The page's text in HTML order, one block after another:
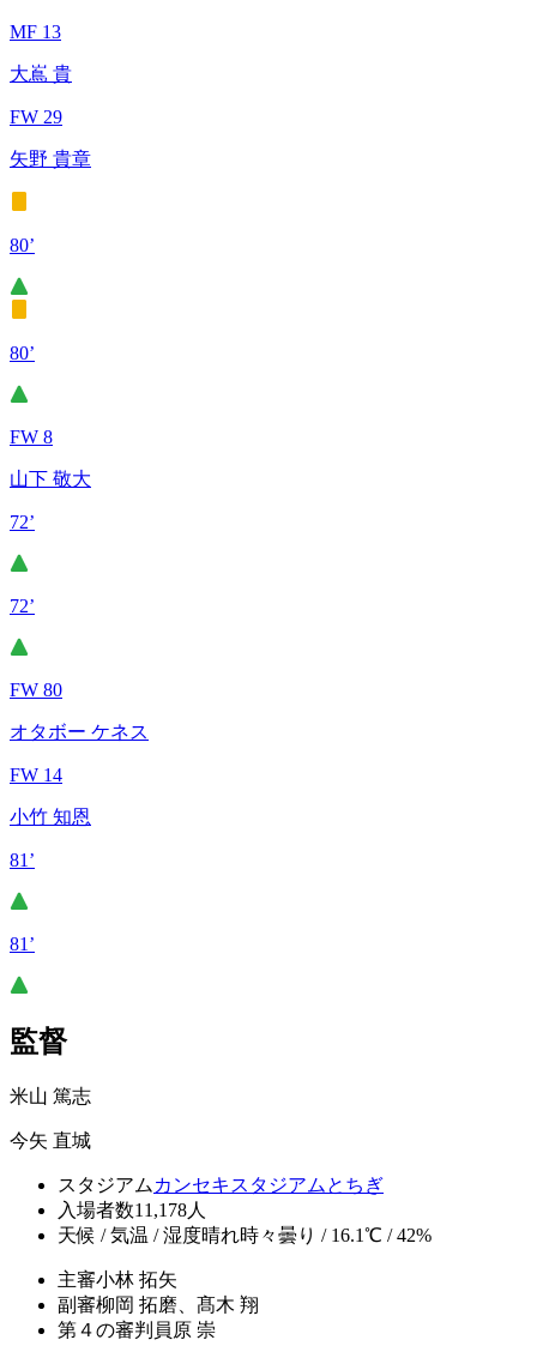
MF 13
大嶌 貴
FW 29
矢野 貴章
80’
80’
FW 8
山下 敬大
72’
72’
FW 80
オタボー ケネス
FW 14
小竹 知恩
81’
81’
監督
米山 篤志
今矢 直城
スタジアム カンセキスタジアムとちぎ
入場者数11,178人
天候 / 気温 / 湿度晴れ時々曇り / 16.1℃ / 42%
主審小林 拓矢
副審柳岡 拓磨、髙木 翔
第４の審判員 原 崇